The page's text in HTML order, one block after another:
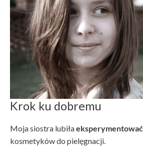
Krok ku dobremu
Moja siostra lubiłaeksperymentować
kosmetyków do pielęgnacji.